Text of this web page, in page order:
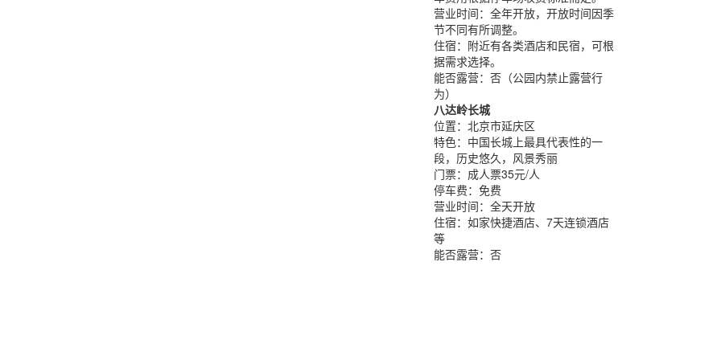
营业时间： 全年开放，开放时间因季
节不同有所调整。
住宿： 附近有各类酒店和民宿，可根
据需求选择。
能否露营： 否（公园内禁止露营行
为）
八达岭长城
位置： 北京市延庆区
特色： 中国长城上最具代表性的一
段，历史悠久，风景秀丽
门票： 成人票35元/人
停车费： 免费
营业时间： 全天开放
住宿： 如家快捷酒店、7天连锁酒店
等
能否露营： 否